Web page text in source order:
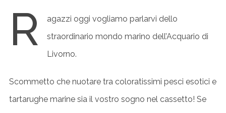
R
agazzi oggi vogliamo parlarvi dello
straordinario mondo marino dell’Acquario di
Livorno.
Scommetto che nuotare tra coloratissimi pesci esotici e
tartarughe marine sia il vostro sogno nel cassetto! Se